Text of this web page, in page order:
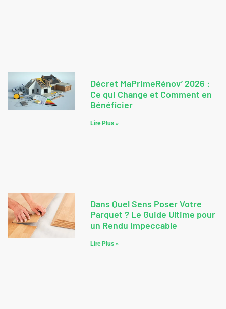
Décret MaPrimeRénov’ 2026 :
Ce qui Change et Comment en
Bénéficier
Lire Plus »
Dans Quel Sens Poser Votre
Parquet ? Le Guide Ultime pour
un Rendu Impeccable
Lire Plus »